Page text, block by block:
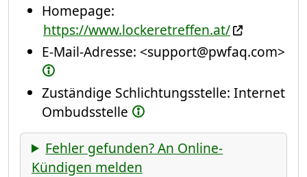
Homepage:
https://www.lockeretreffen.at/
E-Mail-Adresse: <support@pwfaq.com>
Zuständige Schlichtungsstelle: Internet
Ombudsstelle
Fehler gefunden? An Online-
Kündigen melden